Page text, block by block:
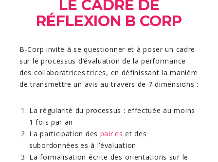
LE CADRE DE
RÉFLEXION B CORP
B-Corp invite à se questionner et à poser un cadre
sur le processus d’évaluation de la performance
des collaboratrices.trices, en définissant la manière
de transmettre un avis au travers de 7 dimensions :
La régularité du processus : effectuée au moins
1 fois par an
La participation des pair.es et des
subordonnées.es à l’évaluation
La formalisation écrite des orientations sur le